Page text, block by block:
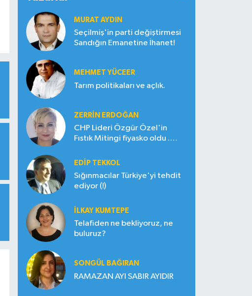
MURAT AYDIN
Seçilmiş'in parti değiştirmesi
Sandığın Emanetine İhanet!
MEHMET YÜCEER
Tarım politikaları ve açlık.
ZERRIN ERDOĞAN
CHP Lideri Özgür Özel'in
Fıstık Mitingi fiyasko oldu .
EDIP TEKKOL
Sığınmacılar Türkiye'yi tehdit
ediyor (!)
İLKAY KUMTEPE
Telafiden ne bekliyoruz, ne
buluruz?
SONGÜL BAĞIRAN
RAMAZAN AYI SABIR AYIDIR